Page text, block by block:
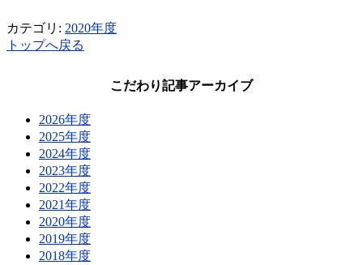
カテゴリ: 2020年度
トップへ戻る
こだわり記事アーカイブ
2026年度
2025年度
2024年度
2023年度
2022年度
2021年度
2020年度
2019年度
2018年度